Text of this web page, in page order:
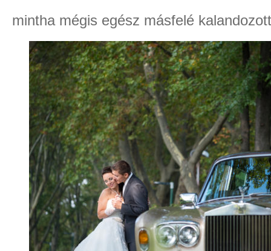
mintha mégis egész másfelé